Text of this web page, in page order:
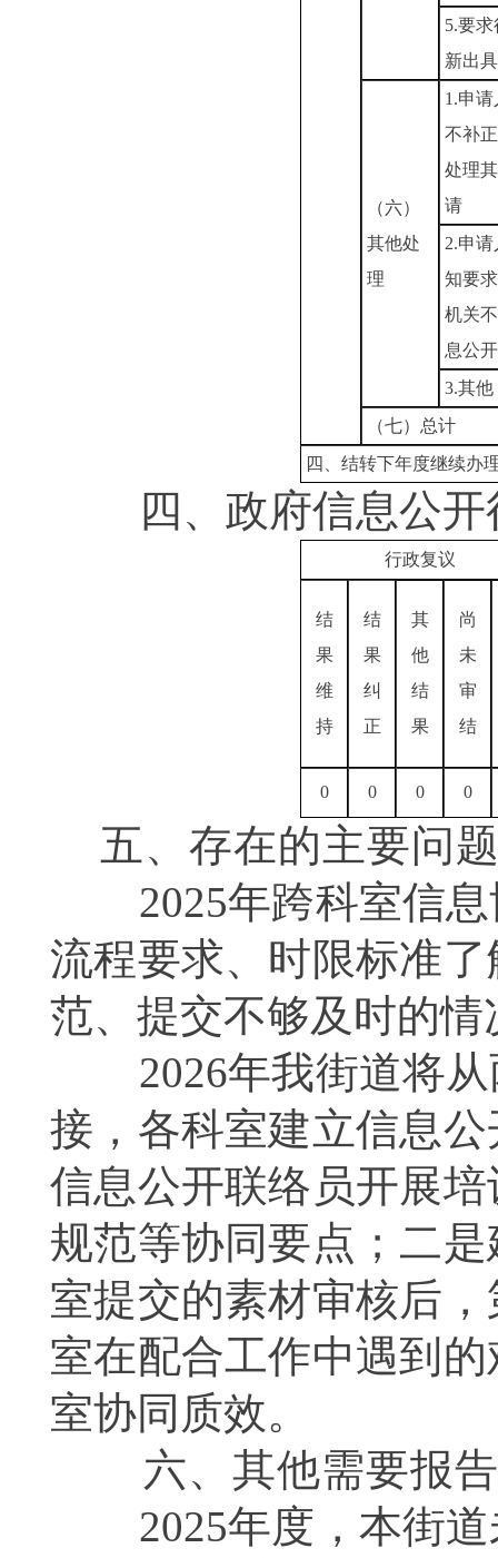
5.要
新出
（六）
其他处
理
1.申
不补
处理
请
2.申
知要
机关
息公
3.其他
（七）总计
四、结转下年度继续办
四、政府信息公开
行政复议
结
果
维
持
结
果
纠
正
其
他
结
果
尚
未
审
结
0 0 0 0
五、存在的主要问
2025年跨科室信息
流程要求、时限标准
范、提交不够及时的
2026年我街道将从
接，各科室建立信息
信息公开联络员开展
规范等协同要点；二
室提交的素材审核后
室在配合工作中遇到
室协同质效。
六、其他需要报告
2025年度，本街道